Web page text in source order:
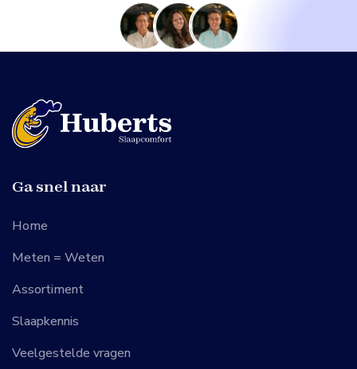
Ga snel naar
Home
Meten = Weten
Assortiment
Slaapkennis
Veelgestelde vragen